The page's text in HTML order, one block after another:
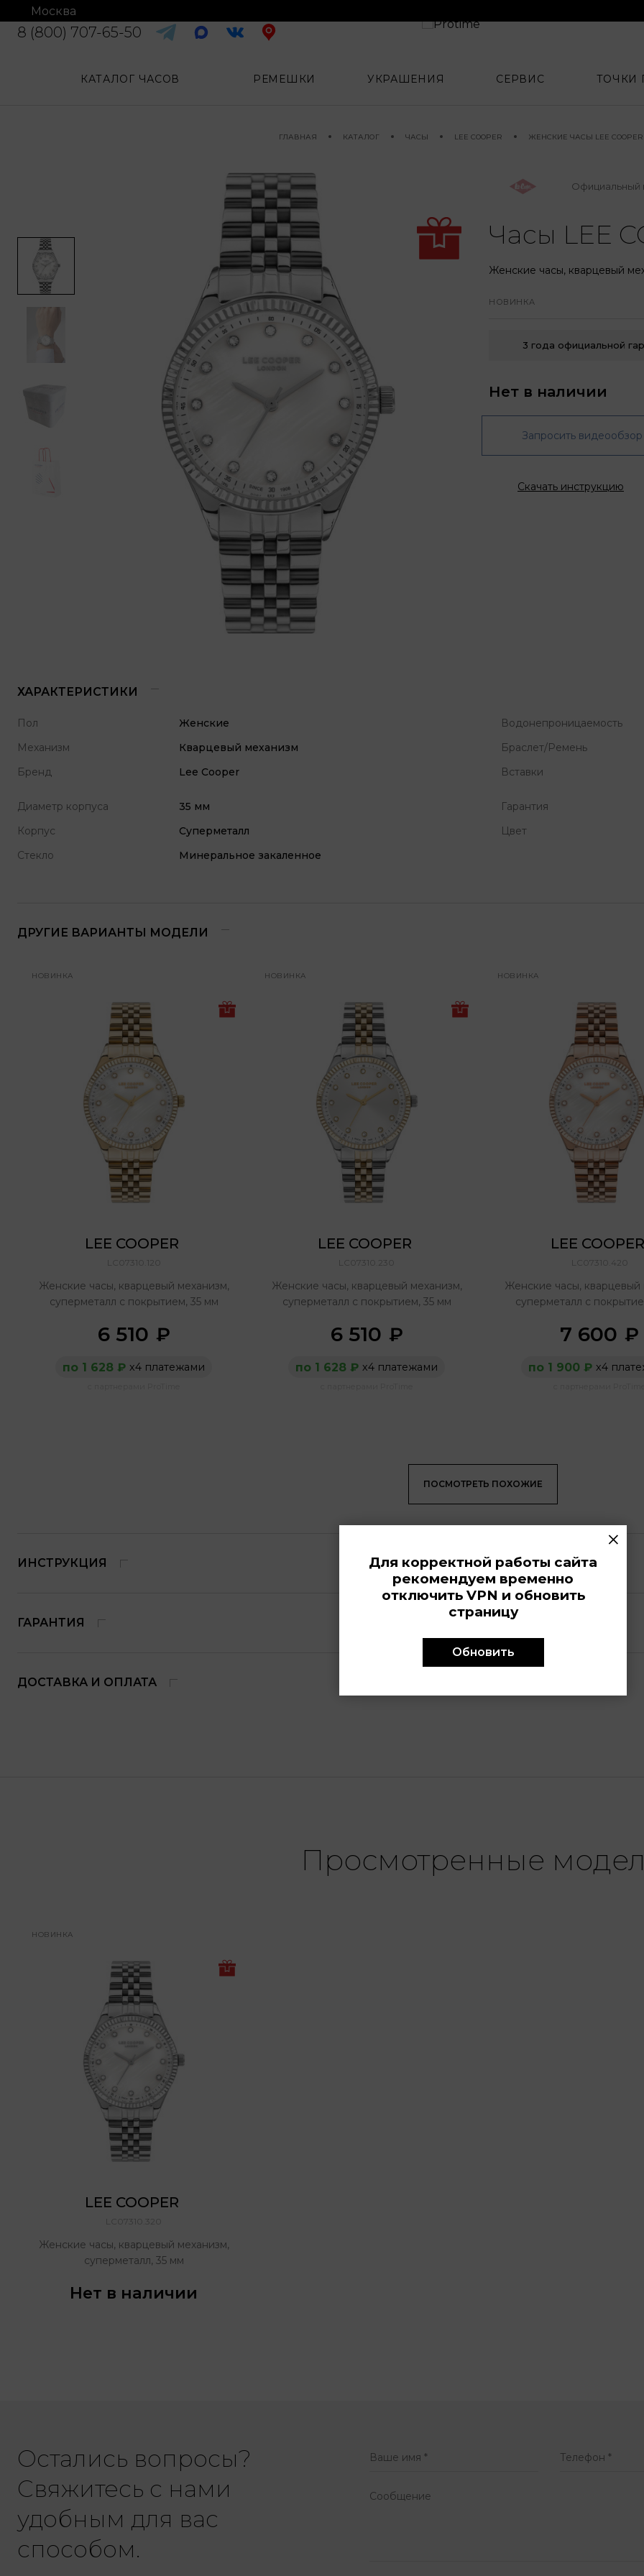
Москва
8 (800) 707-65-50
КАТАЛОГ ЧАСОВ РЕМЕШКИ УКРАШЕНИЯ СЕРВИС ТОЧКИ
ГЛАВНАЯ КАТАЛОГ ЧАСЫ LEE COOPER ЖЕНСКИЕ ЧАСЫ LEE COOPER
Официальный
Часы LEE
Женские часы, кварцевый
НОВИНКА
3 года официальной
Нет в наличии
Запросить видеообзор
Скачать инструкцию
ХАРАКТЕРИСТИКИ
Пол
Женские
Механизм
Кварцевый механизм
Бренд
Lee Cooper
Водонепроницаемость
Браслет/Ремень
Вставки
Диаметр корпуса
35 мм
Корпус
Суперметалл
Стекло
Минеральное закаленное
Гарантия
Цвет
ДРУГИЕ ВАРИАНТЫ МОДЕЛИ
НОВИНКА
LEE COOPER
LC07310.120
Женские часы, кварцевый механизм,
суперметалл с покрытием, 35 мм
6 510 ₽
по 1 628 ₽ х4 платежами
НОВИНКА
LEE COOPER
LC07310.230
Женские часы, кварцевый механизм,
суперметалл с покрытием, 35 мм
6 510 ₽
по 1 628 ₽ х4 платежами
НОВИНКА
LEE
LC07310.420
Женские часы, кварцевый
суперметалл с
7 600 ₽
по 1 900 ₽ х4
ПОСМОТРЕТЬ ПОХОЖИЕ
ИНСТРУКЦИЯ
ГАРАНТИЯ
ДОСТАВКА И ОПЛАТА
Просмотренные
НОВИНКА
LEE COOPER
LC07310.320
Женские часы, кварцевый механизм,
суперметалл, 35 мм
Нет в наличии
Остались вопросы?
Свяжитесь с нами
удобным для вас
способом.
×
Для корректной работы сайта
рекомендуем временно
отключить VPN и обновить
страницу
Обновить